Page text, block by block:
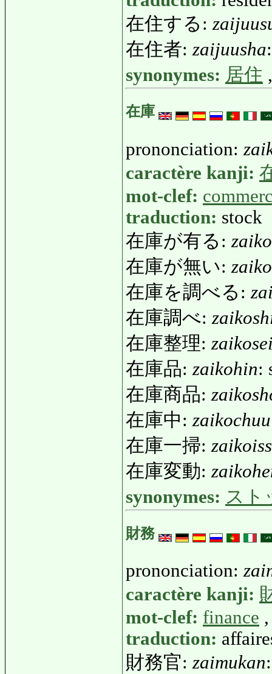
在住する:
在住者: zaijuusha
synonymes: 居住
在庫
prononciation:
caractère kanji:
mot-clef:
traduction: stock
在庫が有る:
在庫が無い:
在庫を調べる:
在庫調べ:
在庫整理:
在庫品: zaikohin:
在庫商品:
在庫中: zaikochuu
在庫一掃:
在庫変動:
synonymes: スト
財務
prononciation:
caractère kanji:
mot-clef: finance
traduction:
財務官:zaimukan